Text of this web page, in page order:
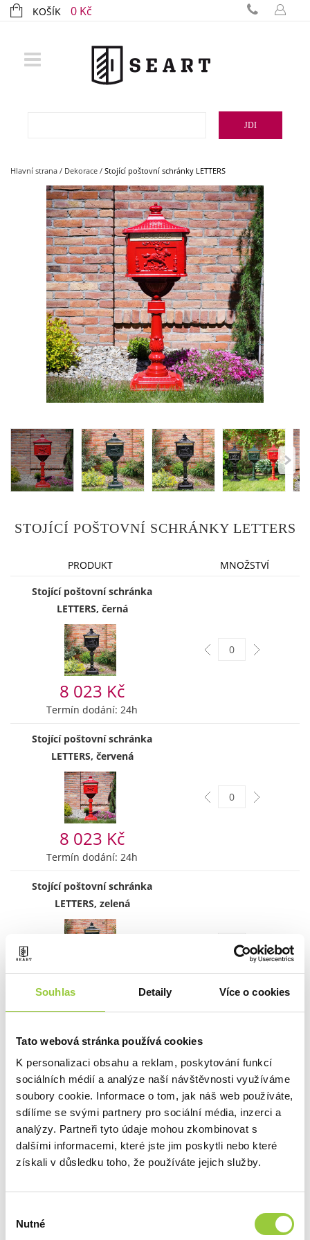
Souhlas Detaily Více o cookies
Tato webová stránka používá cookies
K personalizaci obsahu a reklam, poskytování funkcí
sociálních médií a analýze naší návštěvnosti využíváme
soubory cookie. Informace o tom, jak náš web používáte,
sdílíme se svými partnery pro sociální média, inzerci a
analýzy. Partneři tyto údaje mohou zkombinovat s
dalšími informacemi, které jste jim poskytli nebo které
získali v důsledku toho, že používáte jejich služby.
souhlasu
Nutné
KOŠÍK 0 Kč
JDI
Hlavní strana / Dekorace / Stojící poštovní schránky LETTERS
STOJÍCÍ POŠTOVNÍ SCHRÁNKY LETTERS
PRODUKT
MNOŽSTVÍ
Stojící poštovní schránka
LETTERS, černá
8 023 Kč
Termín dodání: 24h
Stojící poštovní schránka
LETTERS, červená
8 023 Kč
Termín dodání: 24h
Stojící poštovní schránka
LETTERS, zelená
8 023 Kč
Doprava zdarma s
doručením
PŘIDAT DO KOŠÍKU